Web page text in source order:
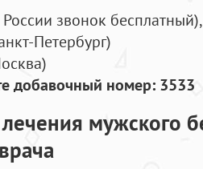
звонок бесплатный),
Петербург)
добавочный номер: 3533
мужского